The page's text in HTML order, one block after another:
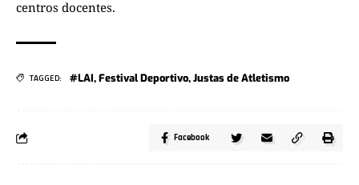
centros docentes.
TAGGED: #LAI,Festival Deportivo,Justas de Atletismo
Facebook